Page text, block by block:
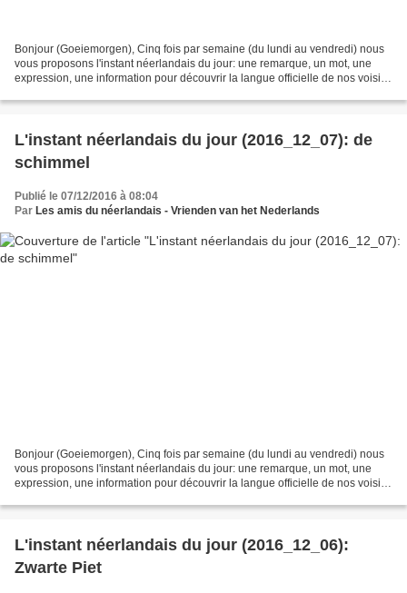
Bonjour (Goeiemorgen), Cinq fois par semaine (du lundi au vendredi) nous
vous proposons l'instant néerlandais du jour: une remarque, un mot, une
expression, une information pour découvrir la langue officielle de nos voisins
L'instant néerlandais du jour (2016_12_07): de
schimmel
Publié le 07/12/2016 à 08:04
Par Les amis du néerlandais - Vrienden van het Nederlands
Bonjour (Goeiemorgen), Cinq fois par semaine (du lundi au vendredi) nous
vous proposons l'instant néerlandais du jour: une remarque, un mot, une
expression, une information pour découvrir la langue officielle de nos voisins
L'instant néerlandais du jour (2016_12_06):
Zwarte Piet